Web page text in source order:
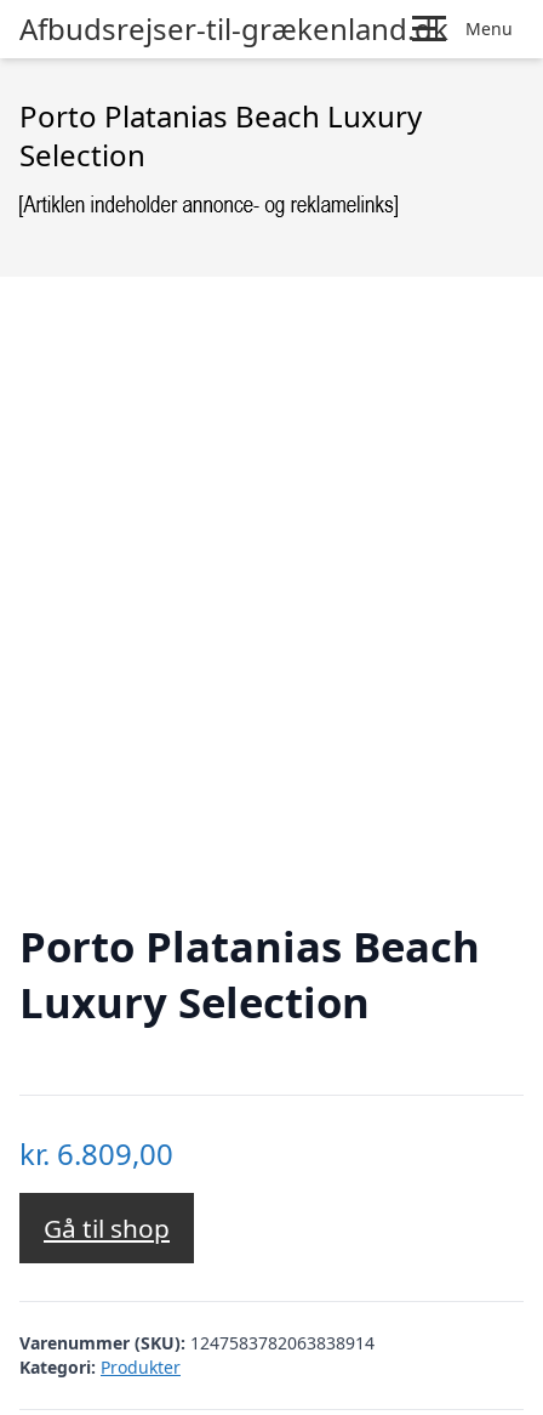
Afbudsrejser-til-grækenland.dk Menu
Porto Platanias Beach Luxury
Selection
Porto Platanias Beach
Luxury Selection
kr. 6.809,00
Gå til shop
Varenummer (SKU): 1247583782063838914
Kategori: Produkter